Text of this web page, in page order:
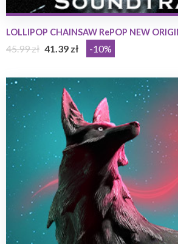
LOLLIPOP CHAINSAW RePOP NEW
45.99 zł 41.39 zł -10%